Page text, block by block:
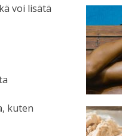
voi lisätä
kuten